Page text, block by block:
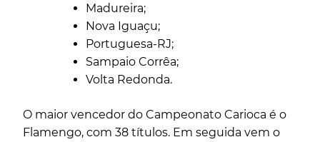
Madureira;
Nova Iguaçu;
Portuguesa-RJ;
Sampaio Corrêa;
Volta Redonda.
O maior vencedor do Campeonato Carioca é o
Flamengo, com 38 títulos. Em seguida vem o